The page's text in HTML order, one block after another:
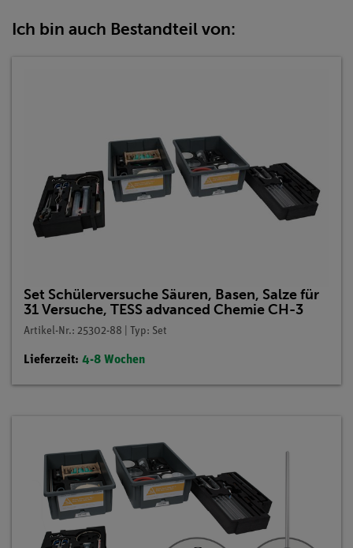
Ich bin auch Bestandteil von:
Set Schülerversuche Säuren, Basen, Salze für
31 Versuche, TESS advanced Chemie CH-3
Artikel-Nr.: 25302-88 | Typ: Set
Lieferzeit: 4-8 Wochen